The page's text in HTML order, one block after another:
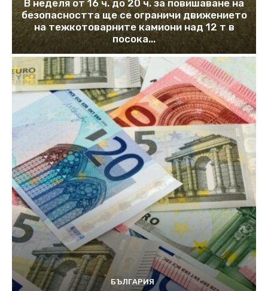
В неделя от 16 ч. до 20 ч. за повишаване на
безопасността ще се ограничи движението
на тежкотоварните камиони над 12 т в
посока...
БЪЛГАРИЯ